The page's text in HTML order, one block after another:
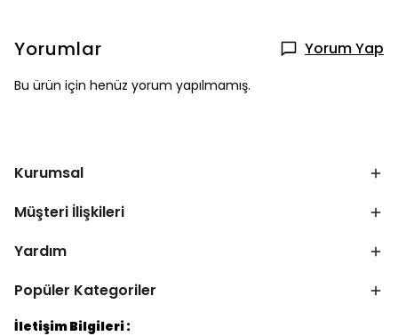
Yorumlar Yorum Yap
Bu ürün için henüz yorum yapılmamış.
Kurumsal
Müşteri İlişkileri
Yardım
Popüler Kategoriler
İletişim Bilgileri :